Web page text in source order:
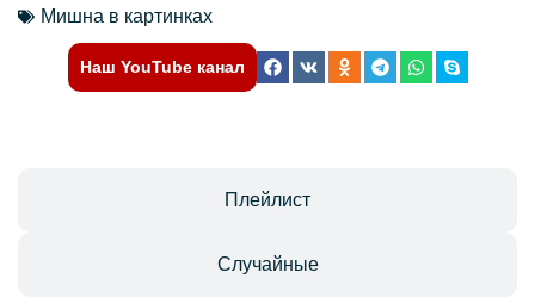
Мишна в картинках
Наш YouTube канал
Плейлист
Случайные